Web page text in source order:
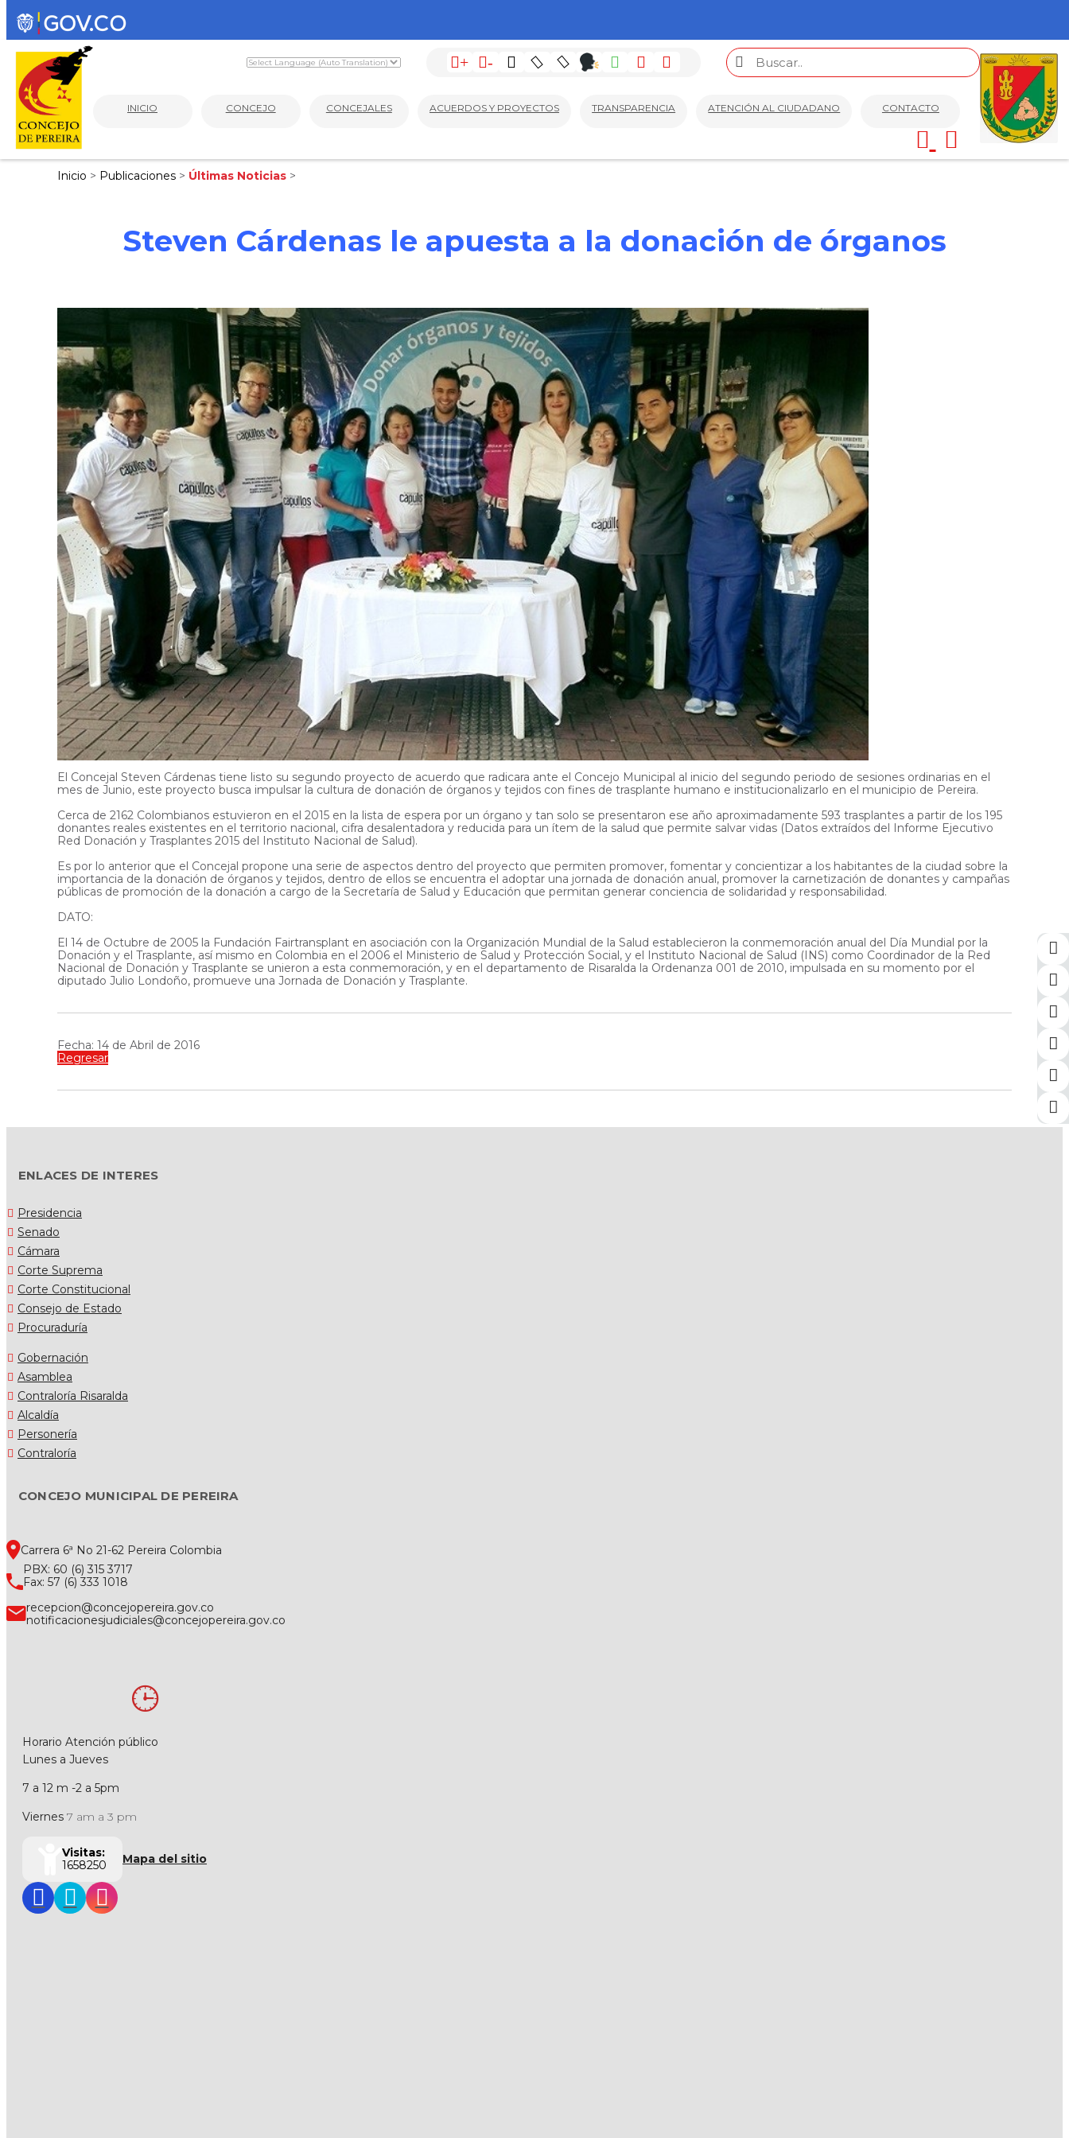
+ -
INICIO CONCEJO CONCEJALES ACUERDOS Y PROYECTOS TRANSPARENCIA ATENCIÓN AL CIUDADANO CONTACTO
Inicio > Publicaciones > Últimas Noticias >
Steven Cárdenas le apuesta a la donación de órganos
El Concejal Steven Cárdenas tiene listo su segundo proyecto de acuerdo que radicara ante el Concejo Municipal al inicio del segundo periodo de sesiones ordinarias en el
mes de Junio, este proyecto busca impulsar la cultura de donación de órganos y tejidos con fines de trasplante humano e institucionalizarlo en el municipio de Pereira.
Cerca de 2162 Colombianos estuvieron en el 2015 en la lista de espera por un órgano y tan solo se presentaron ese año aproximadamente 593 trasplantes a partir de los 195
donantes reales existentes en el territorio nacional, cifra desalentadora y reducida para un ítem de la salud que permite salvar vidas (Datos extraídos del Informe Ejecutivo
Red Donación y Trasplantes 2015 del Instituto Nacional de Salud).
Es por lo anterior que el Concejal propone una serie de aspectos dentro del proyecto que permiten promover, fomentar y concientizar a los habitantes de la ciudad sobre la
importancia de la donación de órganos y tejidos, dentro de ellos se encuentra el adoptar una jornada de donación anual, promover la carnetización de donantes y campañas
públicas de promoción de la donación a cargo de la Secretaría de Salud y Educación que permitan generar conciencia de solidaridad y responsabilidad.
DATO:
El 14 de Octubre de 2005 la Fundación Fairtransplant en asociación con la Organización Mundial de la Salud establecieron la conmemoración anual del Día Mundial por la
Donación y el Trasplante, así mismo en Colombia en el 2006 el Ministerio de Salud y Protección Social, y el Instituto Nacional de Salud (INS) como Coordinador de la Red
Nacional de Donación y Trasplante se unieron a esta conmemoración, y en el departamento de Risaralda la Ordenanza 001 de 2010, impulsada en su momento por el
diputado Julio Londoño, promueve una Jornada de Donación y Trasplante.
Fecha: 14 de Abril de 2016
Regresar
ENLACES DE INTERES
Presidencia
Senado
Cámara
Corte Suprema
Corte Constitucional
Consejo de Estado
Procuraduría
Gobernación
Asamblea
Contraloría Risaralda
Alcaldía
Personería
Contraloría
CONCEJO MUNICIPAL DE PEREIRA
Carrera 6ª No 21-62 Pereira Colombia
PBX: 60 (6) 315 3717
Fax: 57 (6) 333 1018
recepcion@concejopereira.gov.co
notificacionesjudiciales@concejopereira.gov.co
Horario Atención público
Lunes a Jueves
7 a 12 m -2 a 5pm
Viernes 7 am a 3 pm
Visitas:
1658250
Mapa del sitio